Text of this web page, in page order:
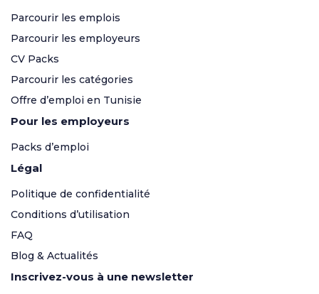
Parcourir les emplois
Parcourir les employeurs
CV Packs
Parcourir les catégories
Offre d’emploi en Tunisie
Pour les employeurs
Packs d’emploi
Légal
Politique de confidentialité
Conditions d’utilisation
FAQ
Blog & Actualités
Inscrivez-vous à une newsletter